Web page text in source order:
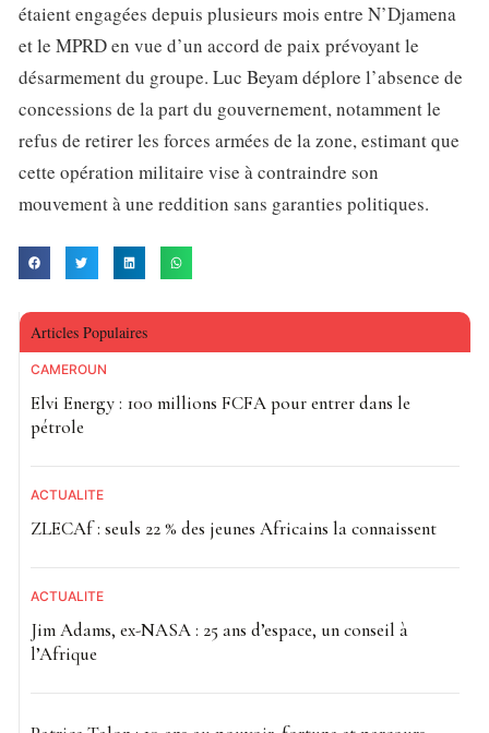
étaient engagées depuis plusieurs mois entre N’Djamena
et le MPRD en vue d’un accord de paix prévoyant le
désarmement du groupe. Luc Beyam déplore l’absence de
concessions de la part du gouvernement, notamment le
refus de retirer les forces armées de la zone, estimant que
cette opération militaire vise à contraindre son
mouvement à une reddition sans garanties politiques.
Articles Populaires
CAMEROUN
Elvi Energy : 100 millions FCFA pour entrer dans le
pétrole
ACTUALITE
ZLECAf : seuls 22 % des jeunes Africains la connaissent
ACTUALITE
Jim Adams, ex-NASA : 25 ans d’espace, un conseil à
l’Afrique